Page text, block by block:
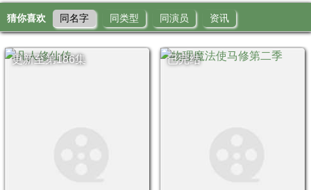
猜你喜欢 同名字 同类型 同演员 资讯
更新至第186集 已完结